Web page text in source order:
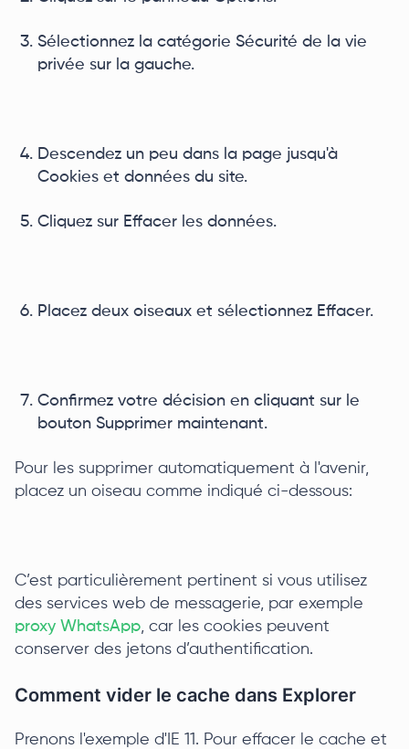
Sélectionnez la catégorie Sécurité de la vie
privée sur la gauche.
Descendez un peu dans la page jusqu'à
Cookies et données du site.
Cliquez sur Effacer les données.
Placez deux oiseaux et sélectionnez Effacer.
Confirmez votre décision en cliquant sur le
bouton Supprimer maintenant.
Pour les supprimer automatiquement à l'avenir,
placez un oiseau comme indiqué ci-dessous:
C’est particulièrement pertinent si vous utilisez
des services web de messagerie, par exemple
proxy WhatsApp, car les cookies peuvent
conserver des jetons d’authentification.
Comment vider le cache dans Explorer
Prenons l'exemple d'IE 11. Pour effacer le cache et